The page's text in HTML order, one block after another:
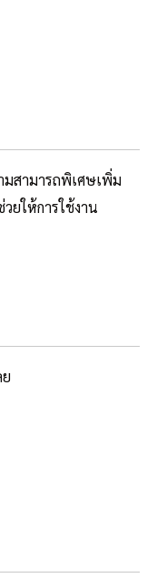
มสามารถพิเศษเพิ่ม
ยให้การใช้งาน